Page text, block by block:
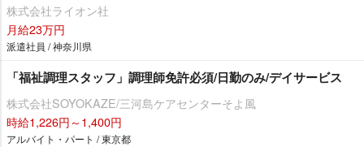
株式会社ライオン社
月給23万円
派遣社員 / 神奈川県
「福祉調理スタッフ」調理師免許必須/日勤のみ/デイサービス
株式会社SOYOKAZE/三河島ケアセンターそよ風
時給1,226円～1,400円
アルバイト・パート / 東京都